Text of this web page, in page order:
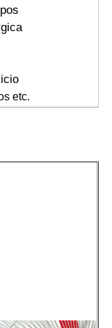
etc.